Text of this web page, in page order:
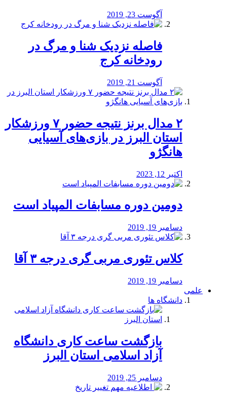
آگوست 23, 2019
️فاصله نزدیک شنا و مرگ در
رودخانه کرج
آگوست 21, 2019
۲ مدال برنز نتیجه حضور ۷ ورزشکار
استان البرز در بازی‌های آسیایی
هانگژو
اکتبر 12, 2023
دومین دوره مسابفات المپیاد است
دسامبر 19, 2019
کلاس تئوری مربی گری درجه ۳ آقا
دسامبر 19, 2019
علمی
دانشگاه ها
بازگشت ساعت کاری دانشگاه
آزاد اسلامی استان البرز
دسامبر 25, 2019